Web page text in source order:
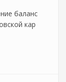
баланс
кар